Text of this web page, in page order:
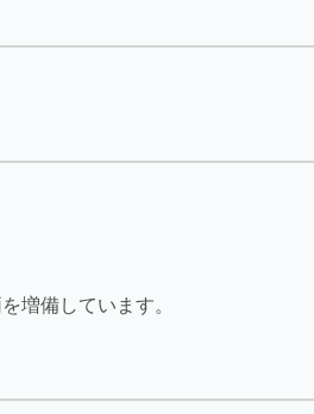
増備しています。